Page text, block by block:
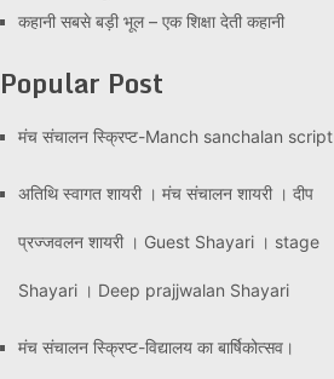
कहानी सबसे बड़ी भूल – एक शिक्षा देती कहानी
Popular Post
मंच संचालन स्क्रिप्ट-Manch sanchalan script
अतिथि स्वागत शायरी । मंच संचालन शायरी । दीप
प्रज्जवलन शायरी । Guest Shayari । stage
Shayari । Deep prajjwalan Shayari
मंच संचालन स्क्रिप्ट-विद्यालय का बार्षिकोत्सव।